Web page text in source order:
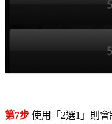
第7步 使用「2選1」則